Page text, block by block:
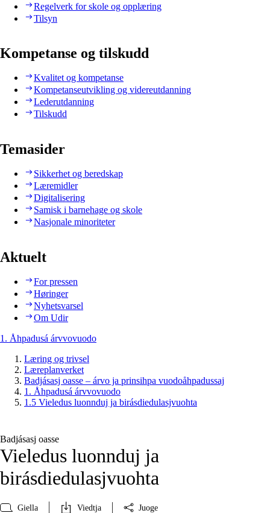
Regelverk for skole og opplæring
Tilsyn
Kompetanse og tilskudd
Kvalitet og kompetanse
Kompetanseutvikling og videreutdanning
Lederutdanning
Tilskudd
Temasider
Sikkerhet og beredskap
Læremidler
Digitalisering
Samisk i barnehage og skole
Nasjonale minoriteter
Aktuelt
For pressen
Høringer
Nyhetsvarsel
Om Udir
1. Åhpadusá árvvovuodo
Læring og trivsel
Læreplanverket
Badjásasj oasse – árvo ja prinsihpa vuodoåhpadussaj
1. Åhpadusá árvvovuodo
1.5 Vieledus luonnduj ja birásdiedulasjvuohta
Badjásasj oasse
Vieledus luonnduj ja
birásdiedulasjvuohta
Giella Viedtja Juoge